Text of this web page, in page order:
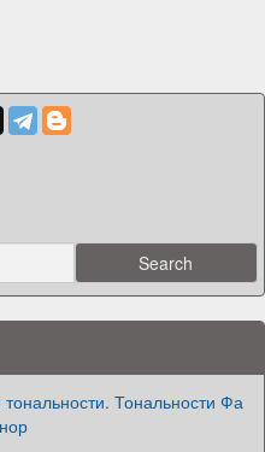
Тональности Фа